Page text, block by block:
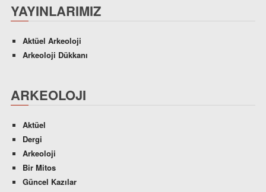
YAYINLARIMIZ
Aktüel Arkeoloji
Arkeoloji Dükkanı
ARKEOLOJI
Aktüel
Dergi
Arkeoloji
Bir Mitos
Güncel Kazılar